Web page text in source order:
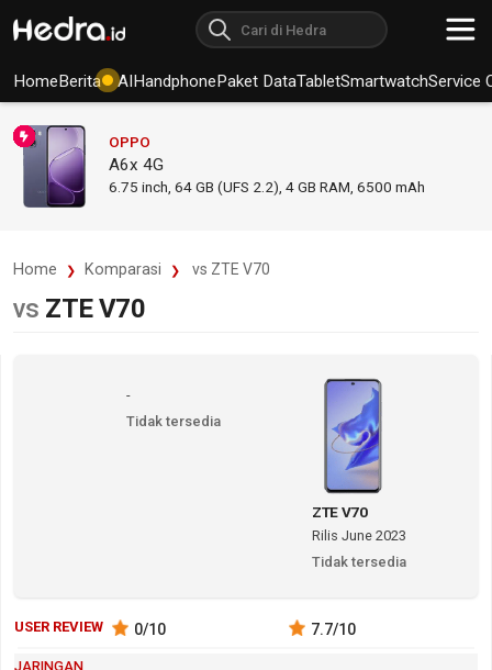
HomeBerita AIHandphonePaket DataTabletSmartwatchService
OPPO
A6x 4G
6.75 inch, 64 GB (UFS 2.2), 4 GB RAM 6500 mAh
Home Komparasi vs ZTE V70
vs ZTE V70
-
Tidak tersedia
ZTE V70
Rilis June 2023
Tidak tersedia
USER REVIEW 0/10 7.7/10
JARINGAN